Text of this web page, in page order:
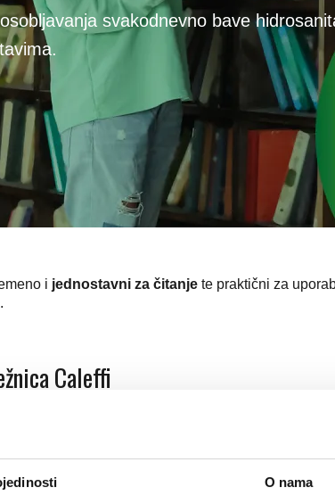
O nama
svakodnevno bave
i jednostavni za čitanje te praktični za
Caleffi
sustava.